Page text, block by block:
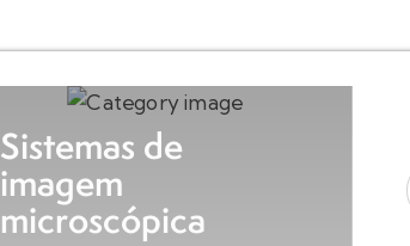
Sistemas de
imagem
microscópica